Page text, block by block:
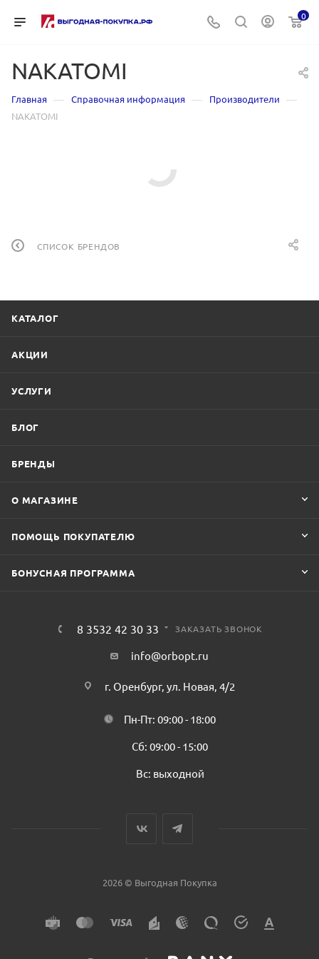
0
NAKATOMI
Главная — Справочная информация — Производители —
NAKATOMI
СПИСОК БРЕНДОВ
КАТАЛОГ
АКЦИИ
УСЛУГИ
БЛОГ
БРЕНДЫ
О МАГАЗИНЕ
ПОМОЩЬ ПОКУПАТЕЛЮ
БОНУСНАЯ ПРОГРАММА
8 3532 42 30 33 ЗАКАЗАТЬ ЗВОНОК
info@orbopt.ru
г. Оренбург, ул. Новая, 4/2
Пн-Пт: 09:00 - 18:00
Сб: 09:00 - 15:00
Вс: выходной
2026 © Выгодная Покупка